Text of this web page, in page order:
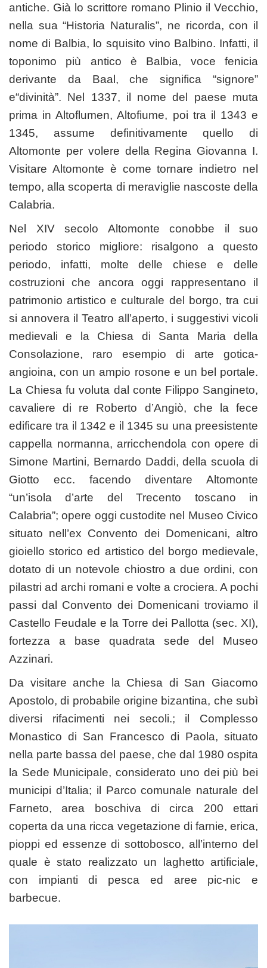
antiche. Già lo scrittore romano Plinio il Vecchio,
nella sua “Historia Naturalis”, ne ricorda, con il
nome di Balbia, lo squisito vino Balbino. Infatti, il
toponimo più antico è Balbia, voce fenicia
derivante da Baal, che significa “signore”
e“divinità”. Nel 1337, il nome del paese muta
prima in Altoflumen, Altofiume, poi tra il 1343 e
1345, assume definitivamente quello di
Altomonte per volere della Regina Giovanna I.
Visitare Altomonte è come tornare indietro nel
tempo, alla scoperta di meraviglie nascoste della
Calabria.
Nel XIV secolo Altomonte conobbe il suo
periodo storico migliore: risalgono a questo
periodo, infatti, molte delle chiese e delle
costruzioni che ancora oggi rappresentano il
patrimonio artistico e culturale del borgo, tra cui
si annovera il Teatro all’aperto, i suggestivi vicoli
medievali e la Chiesa di Santa Maria della
Consolazione, raro esempio di arte gotica-
angioina, con un ampio rosone e un bel portale.
La Chiesa fu voluta dal conte Filippo Sangineto,
cavaliere di re Roberto d’Angiò, che la fece
edificare tra il 1342 e il 1345 su una preesistente
cappella normanna, arricchendola con opere di
Simone Martini, Bernardo Daddi, della scuola di
Giotto ecc. facendo diventare Altomonte
“un’isola d’arte del Trecento toscano in
Calabria”; opere oggi custodite nel Museo Civico
situato nell’ex Convento dei Domenicani, altro
gioiello storico ed artistico del borgo medievale,
dotato di un notevole chiostro a due ordini, con
pilastri ad archi romani e volte a crociera. A pochi
passi dal Convento dei Domenicani troviamo il
Castello Feudale e la Torre dei Pallotta (sec. XI),
fortezza a base quadrata sede del Museo
Azzinari.
Da visitare anche la Chiesa di San Giacomo
Apostolo, di probabile origine bizantina, che subì
diversi rifacimenti nei secoli.; il Complesso
Monastico di San Francesco di Paola, situato
nella parte bassa del paese, che dal 1980 ospita
la Sede Municipale, considerato uno dei più bei
municipi d’Italia; il Parco comunale naturale del
Farneto, area boschiva di circa 200 ettari
coperta da una ricca vegetazione di farnie, erica,
pioppi ed essenze di sottobosco, all’interno del
quale è stato realizzato un laghetto artificiale,
con impianti di pesca ed aree pic-nic e
barbecue.